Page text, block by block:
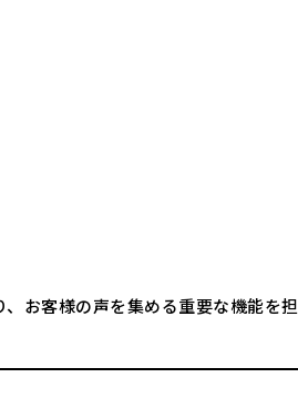
お客様の声を集める重要な機能を担